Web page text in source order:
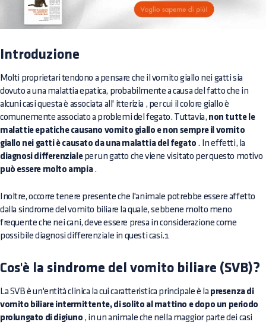
Introduzione
Molti proprietari tendono a pensare che il vomito giallo nei gatti sia
dovuto a una malattia epatica, probabilmente a causa del fatto che in
alcuni casi questa è associata all' itterizia , per cui il colore giallo è
comunemente associato a problemi del fegato. Tuttavia, non tutte le
malattie epatiche causano vomito giallo e non sempre il vomito
giallo nei gatti è causato da una malattia del fegato . In effetti, la
diagnosi differenzialeper un gatto che viene visitato per questo motivo
può essere molto ampia.
Inoltre, occorre tenere presente che l'animale potrebbe essere affetto
dalla sindrome del vomito biliare la quale, sebbene molto meno
frequente che nei cani, deve essere presa in considerazione come
possibile diagnosi differenziale in questi casi.1
Cos'è la sindrome del vomito biliare (SVB)?
La SVB è un'entità clinica la cui caratteristica principale è la presenza di
vomito biliare intermittente, di solito al mattino e dopo un periodo
prolungato di digiuno , in un animale che nella maggior parte dei casi